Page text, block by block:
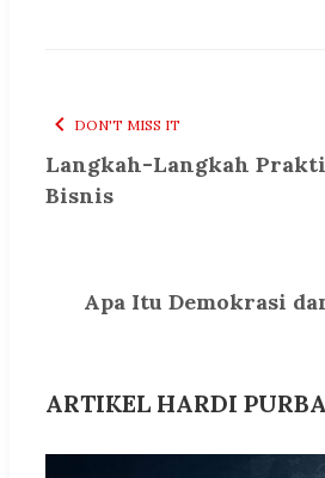
DON'T MISS IT
Langkah-Langkah
Bisnis
Apa Itu Demokrasi
ARTIKEL HARDI